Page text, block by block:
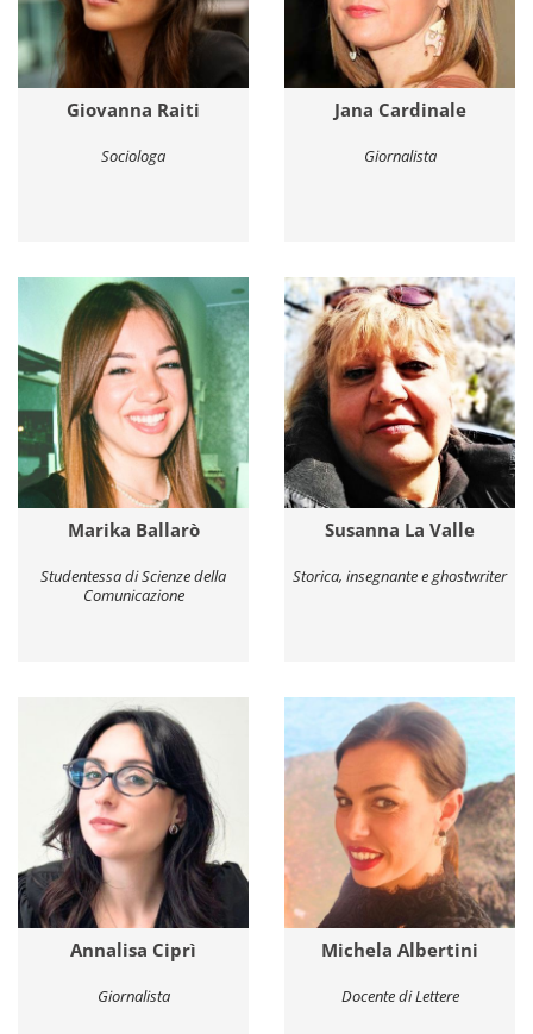
Giovanna Raiti
Sociologa
Jana Cardinale
Giornalista
Marika Ballarò
Studentessa di Scienze della
Comunicazione
Susanna La Valle
Storica, insegnante e ghostwriter
Annalisa Ciprì
Giornalista
Michela Albertini
Docente di Lettere